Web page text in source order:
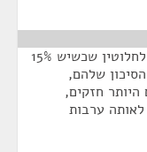
לא 15%, כמו שאנחנו עשינו פה. אז ברור לחלוטין שכשיש 15%
שלהם,
היותר חזקים,
ערבות